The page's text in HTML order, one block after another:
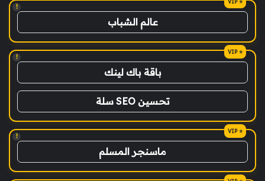
!
عالم الشباب
!
باقة باك لينك
تحسين SEO سلة
!
ماسنجر المسلم